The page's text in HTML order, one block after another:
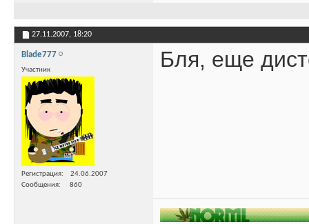
27.11.2007, 18:20
Blade777
Участник
Регистрация
24.06.2007
Сообщения
860
Бля, еще